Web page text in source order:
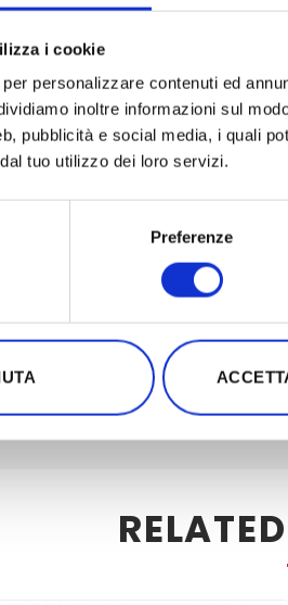
i cookie
personalizzare contenuti ed
inoltre informazioni sul
pubblicità e social media, i quali
tuo utilizzo dei loro servizi.
Preferenze
of soft rubber applied to the